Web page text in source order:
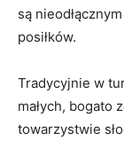
są⁢
posiłków.
Tradycyjnie w
małych, bogato
‌towarzystwie